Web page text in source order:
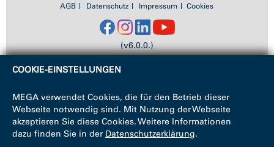
AGB
Datenschutz Impressum Cookies
(v6.0.0.)
COOKIE-EINSTELLUNGEN
MEGA verwendet Cookies, die für den Betrieb dieser
Webseite notwendig sind. Mit Nutzung der Webseite
akzeptieren Sie diese Cookies. Weitere Informationen
dazu finden Sie in der Datenschutzerklärung.